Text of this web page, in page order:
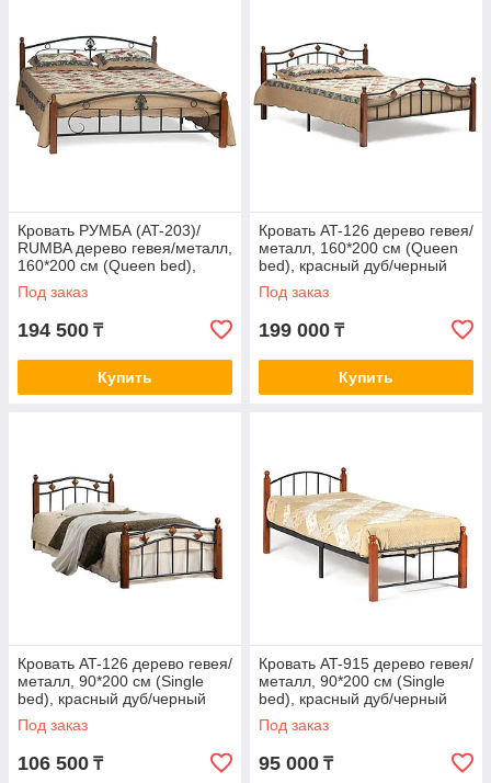
Кровать РУМБА (AT-203)/
RUMBA дерево гевея/металл,
160*200 см (Queen bed),
красный дуб/черный
Под заказ
194 500 ₸
Купить
Кровать AT-126 дерево гевея/
металл, 160*200 см (Queen
bed), красный дуб/черный
Под заказ
199 000 ₸
Купить
Кровать AT-126 дерево гевея/
металл, 90*200 см (Single
bed), красный дуб/черный
Под заказ
106 500 ₸
Кровать AT-915 дерево гевея/
металл, 90*200 см (Single
bed), красный дуб/черный
Под заказ
95 000 ₸